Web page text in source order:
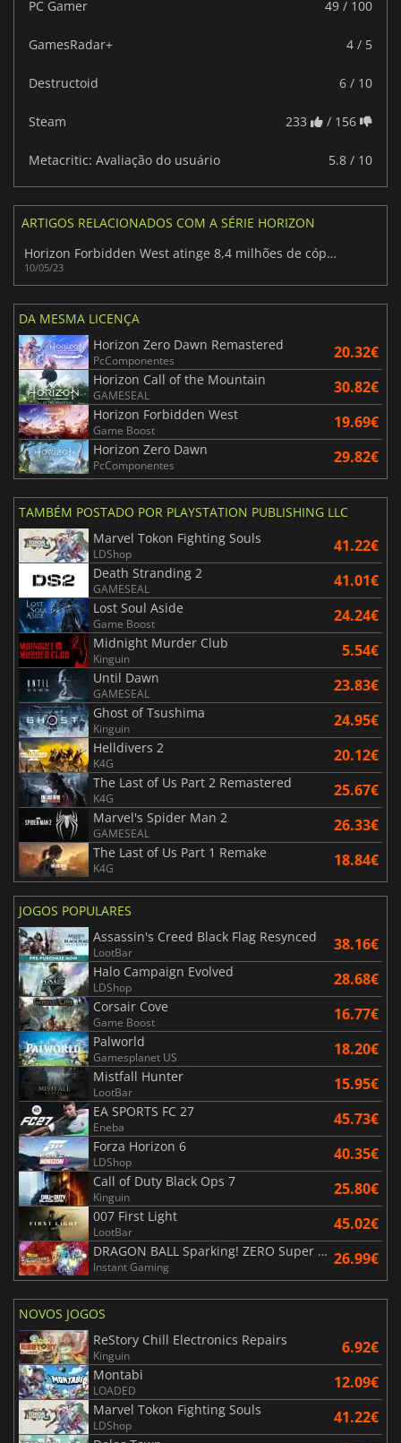
PC Gamer 49 / 100
GamesRadar+ 4 / 5
Destructoid 6 / 10
Steam 233 / 156
Metacritic: Avaliação do usuário 5.8 / 10
ARTIGOS RELACIONADOS COM A SÉRIE HORIZON
Horizon Forbidden West atinge 8,4 milhões de cópias vendidas
10/05/23
DA MESMA LICENÇA
Horizon Zero Dawn Remastered
PcComponentes 20.32€
Horizon Call of the Mountain
GAMESEAL 30.82€
Horizon Forbidden West
Game Boost 19.69€
Horizon Zero Dawn
PcComponentes 29.82€
TAMBÉM POSTADO POR PLAYSTATION PUBLISHING LLC
Marvel Tokon Fighting Souls
LDShop 41.22€
Death Stranding 2
GAMESEAL 41.01€
Lost Soul Aside
Game Boost 24.24€
Midnight Murder Club
Kinguin 5.54€
Until Dawn
GAMESEAL 23.83€
Ghost of Tsushima
Kinguin 24.95€
Helldivers 2
K4G 20.12€
The Last of Us Part 2 Remastered
K4G 25.67€
Marvel's Spider Man 2
GAMESEAL 26.33€
The Last of Us Part 1 Remake
K4G 18.84€
JOGOS POPULARES
Assassin's Creed Black Flag Resynced
LootBar 38.16€
Halo Campaign Evolved
LDShop 28.68€
Corsair Cove
Game Boost 16.77€
Palworld
Gamesplanet US 18.20€
Mistfall Hunter
LootBar 15.95€
EA SPORTS FC 27
Eneba 45.73€
Forza Horizon 6
LDShop 40.35€
Call of Duty Black Ops 7
Kinguin 25.80€
007 First Light
LootBar 45.02€
DRAGON BALL Sparking! ZERO Super Limit Breaking NEO
Instant Gaming 26.99€
NOVOS JOGOS
ReStory Chill Electronics Repairs
Kinguin 6.92€
Montabi
LOADED 12.09€
Marvel Tokon Fighting Souls
LDShop 41.22€